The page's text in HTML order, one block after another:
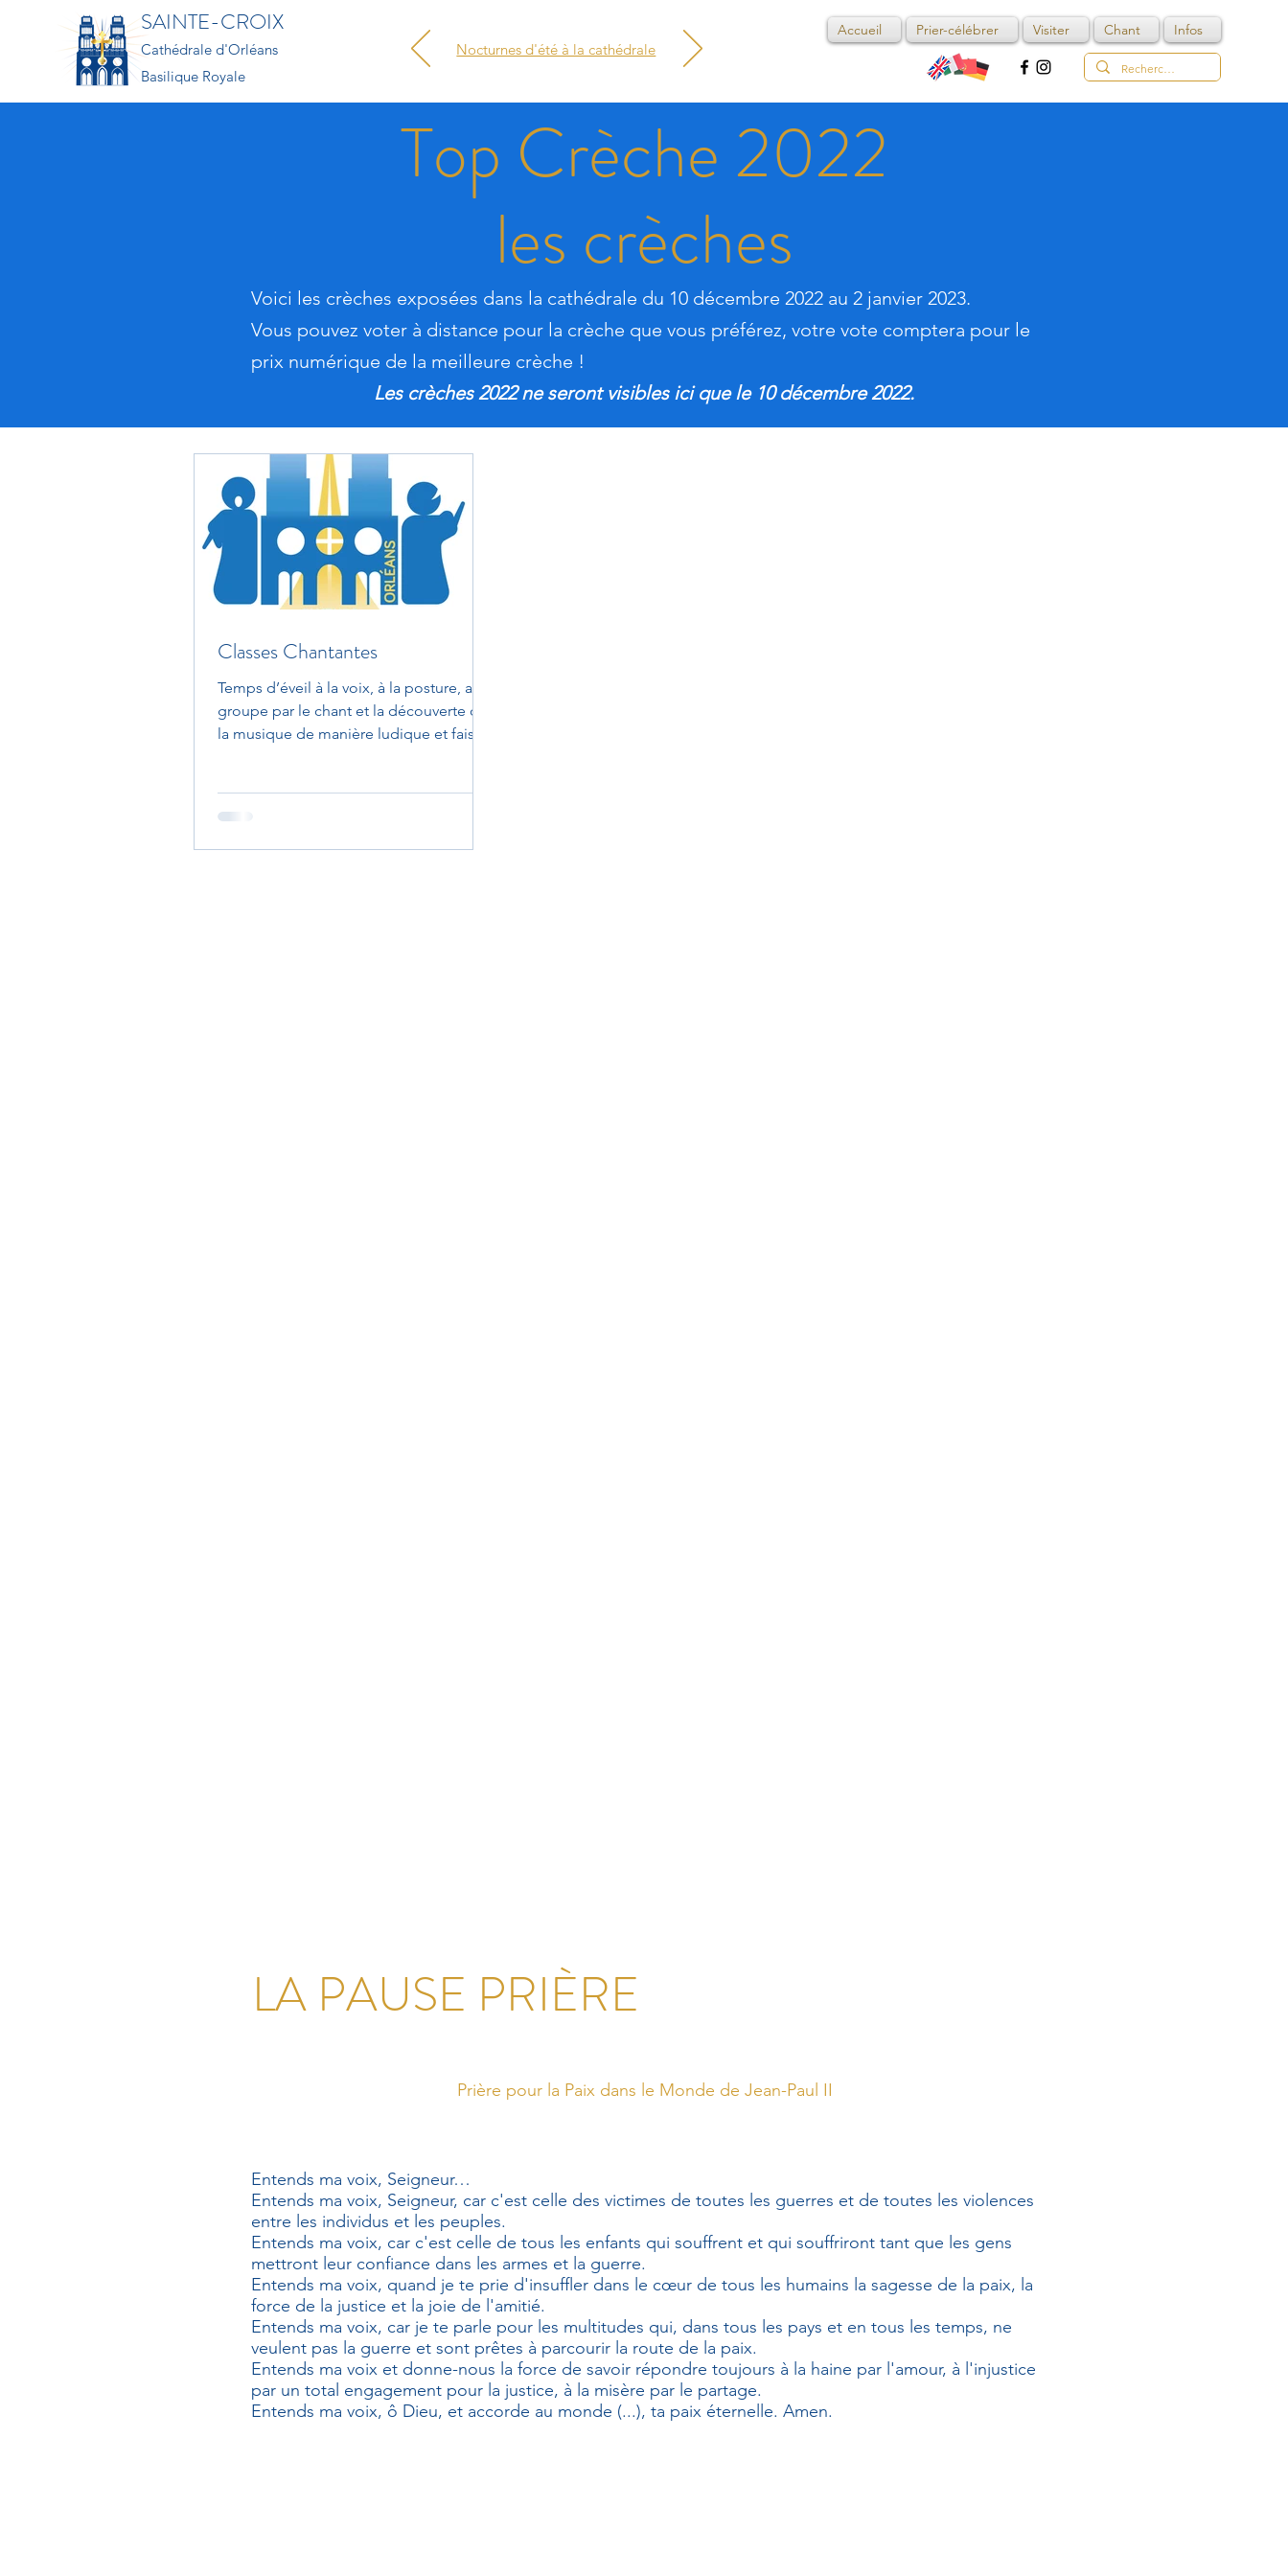
SAINTE-CROIX
Cathédrale d'Orléans
Basilique Royale
Nocturnes d'été à la cathédrale
Accueil Prier-célébrer Visiter Chant Infos
Top Crèche 2022
les crèches
Voici les crèches exposées dans la cathédrale du 10 décembre 2022 au 2 janvier 2023.
Vous pouvez voter à distance pour la crèche que vous préférez, votre vote comptera pour le
prix numérique de la meilleure crèche !
Les crèches 2022 ne seront visibles ici que le 10 décembre 2022.
Classes Chantantes
Temps d’éveil à la voix, à la posture, au
groupe par le chant et la découverte de
la musique de manière ludique et faisant
LA PAUSE PRIÈRE
Prière pour la Paix dans le Monde de Jean-Paul II
Entends ma voix, Seigneur…
Entends ma voix, Seigneur, car c'est celle des victimes de toutes les guerres et de toutes les violences
entre les individus et les peuples.
Entends ma voix, car c'est celle de tous les enfants qui souffrent et qui souffriront tant que les gens
mettront leur confiance dans les armes et la guerre.
Entends ma voix, quand je te prie d'insuffler dans le cœur de tous les humains la sagesse de la paix, la
force de la justice et la joie de l'amitié.
Entends ma voix, car je te parle pour les multitudes qui, dans tous les pays et en tous les temps, ne
veulent pas la guerre et sont prêtes à parcourir la route de la paix.
Entends ma voix et donne-nous la force de savoir répondre toujours à la haine par l'amour, à l'injustice
par un total engagement pour la justice, à la misère par le partage.
Entends ma voix, ô Dieu, et accorde au monde (...), ta paix éternelle. Amen.